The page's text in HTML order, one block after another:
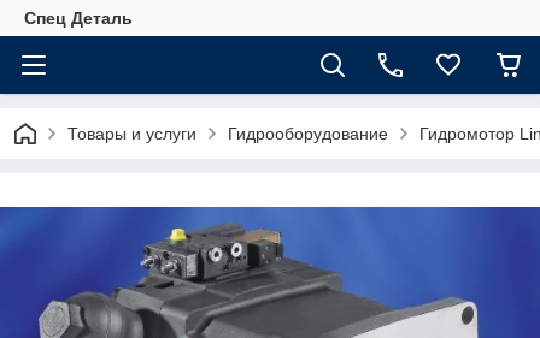
Спец Деталь
Товары и услуги Гидрооборудование Гидромотор